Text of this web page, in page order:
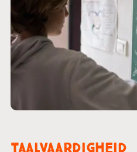
Taalvaardigheid